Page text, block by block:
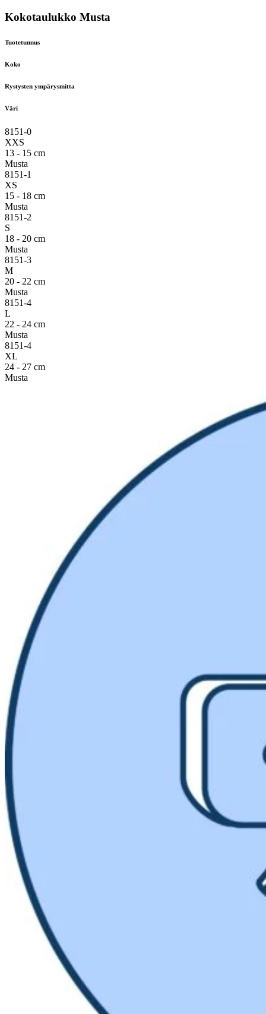
Kokotaulukko Musta
Tuotetunnus
Koko
Rystysten ympärysmitta
Väri
8151-0
XXS
13 - 15 cm
Musta
8151-1
XS
15 - 18 cm
Musta
8151-2
S
18 - 20 cm
Musta
8151-3
M
20 - 22 cm
Musta
8151-4
L
22 - 24 cm
Musta
8151-4
XL
24 - 27 cm
Musta